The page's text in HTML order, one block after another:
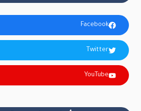
Facebook
Twitter
YouTube